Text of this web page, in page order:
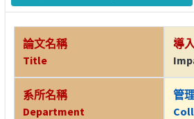
論文名稱
Title
導
系所名稱
Department
管